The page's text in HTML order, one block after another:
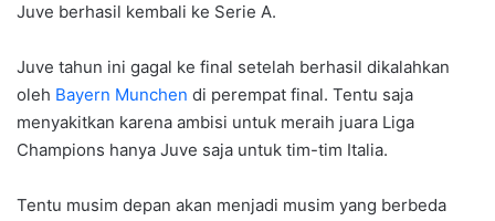
Juve berhasil kembali ke Serie A.
Juve tahun ini gagal ke final setelah berhasil dikalahkan
oleh Bayern Munchen di perempat final. Tentu saja
menyakitkan karena ambisi untuk meraih juara Liga
Champions hanya Juve saja untuk tim-tim Italia.
Tentu musim depan akan menjadi musim yang berbeda